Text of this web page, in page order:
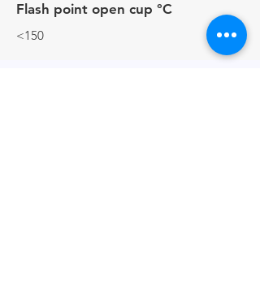
Flash point open cup °C
<150